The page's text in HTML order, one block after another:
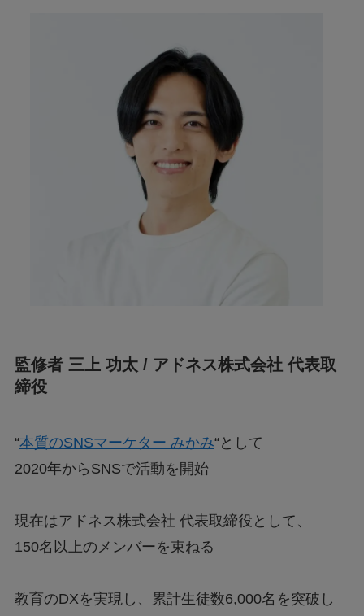
監修者 三上 功太 / アドネス株式会社 代表取
締役
“本質のSNSマーケター みかみ“として
2020年からSNSで活動を開始
現在はアドネス株式会社 代表取締役として、
150名以上のメンバーを束ねる
教育のDXを実現し、累計生徒数6,000名を突破し